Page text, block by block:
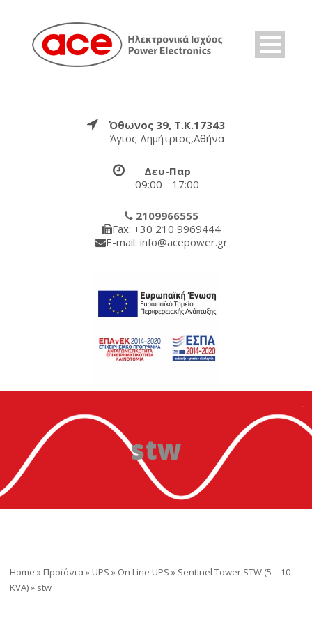
Όθωνος 39, Τ.Κ.17343
Άγιος Δημήτριος,Αθήνα
Δευ-Παρ
09:00 - 17:00
2109966555
Fax: +30 210 9969444
E-mail: info@acepower.gr
stw
Home » Προϊόντα» UPS » On Line UPS » Sentinel Tower STW (5 – 10
ΚVA)» stw